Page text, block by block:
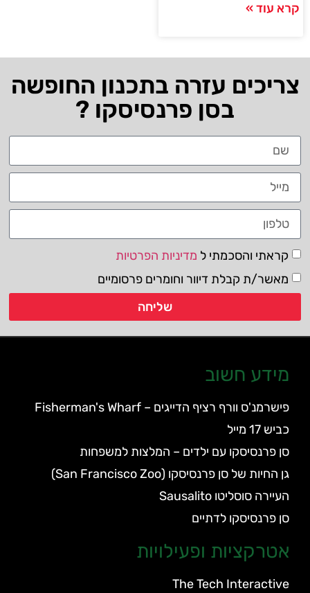
קרא עוד »
צריכים עזרה בתכנון החופשה
בסן פרנסיסקו ?
קראתי והסכמתי ל מדיניות הפרטיות
מאשר/ת קבלת דיוור וחומרים פרסומיים
שליחה
מידע חשוב
פישרמנ'ס וורף רציף הדייגים – Fisherman's Wharf
כביש 17 מייל
סן פרנסיסקו עם ילדים – המלצות למשפחות
גן החיות של סן פרנסיסקו (San Francisco Zoo)
העיירה סוסליטו Sausalito
סן פרנסיסקו לדתיים
אטרקציות ופעילויות
The Tech Interactive